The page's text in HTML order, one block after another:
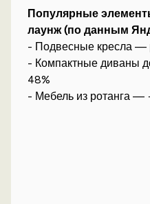
Популярные
лаунж (по данным
- Подвесные кресла —
- Компактные диваны
48%
- Мебель из ротанга —